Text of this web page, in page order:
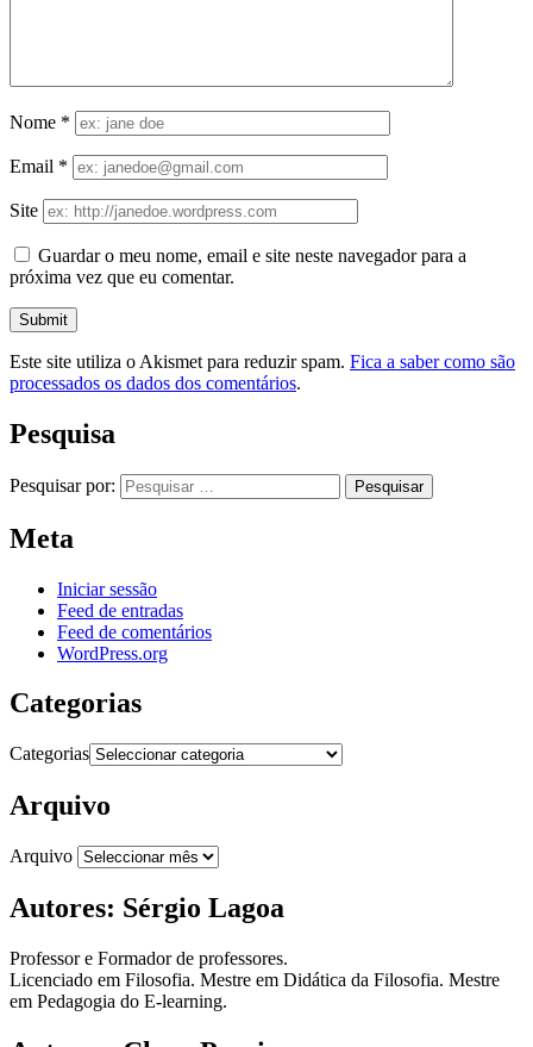
Nome *
Email *
Site
Guardar o meu nome, email e site neste navegador para a
próxima vez que eu comentar.
Este site utiliza o Akismet para reduzir spam. Fica a saber como são
processados os dados dos comentários.
Pesquisa
Pesquisar por:
Meta
Iniciar sessão
Feed de entradas
Feed de comentários
WordPress.org
Categorias
Categorias
Arquivo
Arquivo
Autores: Sérgio Lagoa
Professor e Formador de professores.
Licenciado em Filosofia. Mestre em Didática da Filosofia. Mestre
em Pedagogia do E-learning.